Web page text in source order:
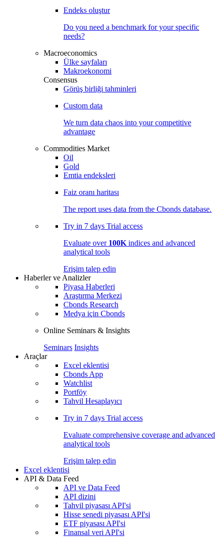
Endeks oluştur
Do you need a benchmark for your specific
needs?
Macroeconomics
Ülke sayfaları
Makroekonomi
Consensus
Görüş birliği tahminleri
Custom data
We turn data chaos into your competitive
advantage
Commodities Market
Oil
Gold
Emtia endeksleri
Faiz oranı haritası
The report uses data from the Cbonds database.
Try in 7 days Trial access
Evaluate over 100K indices and advanced
analytical tools
Erişim talep edin
Haberler ve Analizler
Piyasa Haberleri
Araştırma Merkezi
Cbonds Research
Medya için Cbonds
Online Seminars & Insights
Seminars Insights
Araçlar
Excel eklentisi
Cbonds App
Watchlist
Portföy
Tahvil Hesaplayıcı
Try in 7 days Trial access
Evaluate comprehensive coverage and advanced
analytical tools
Erişim talep edin
Excel eklentisi
API & Data Feed
API ve Data Feed
API dizini
Tahvil piyasası API'si
Hisse senedi piyasası API'si
ETF piyasası API'si
Finansal veri API'si